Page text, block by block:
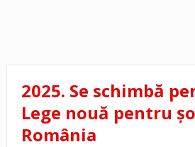
2025. Se schimbă
Lege nouă pentru
România